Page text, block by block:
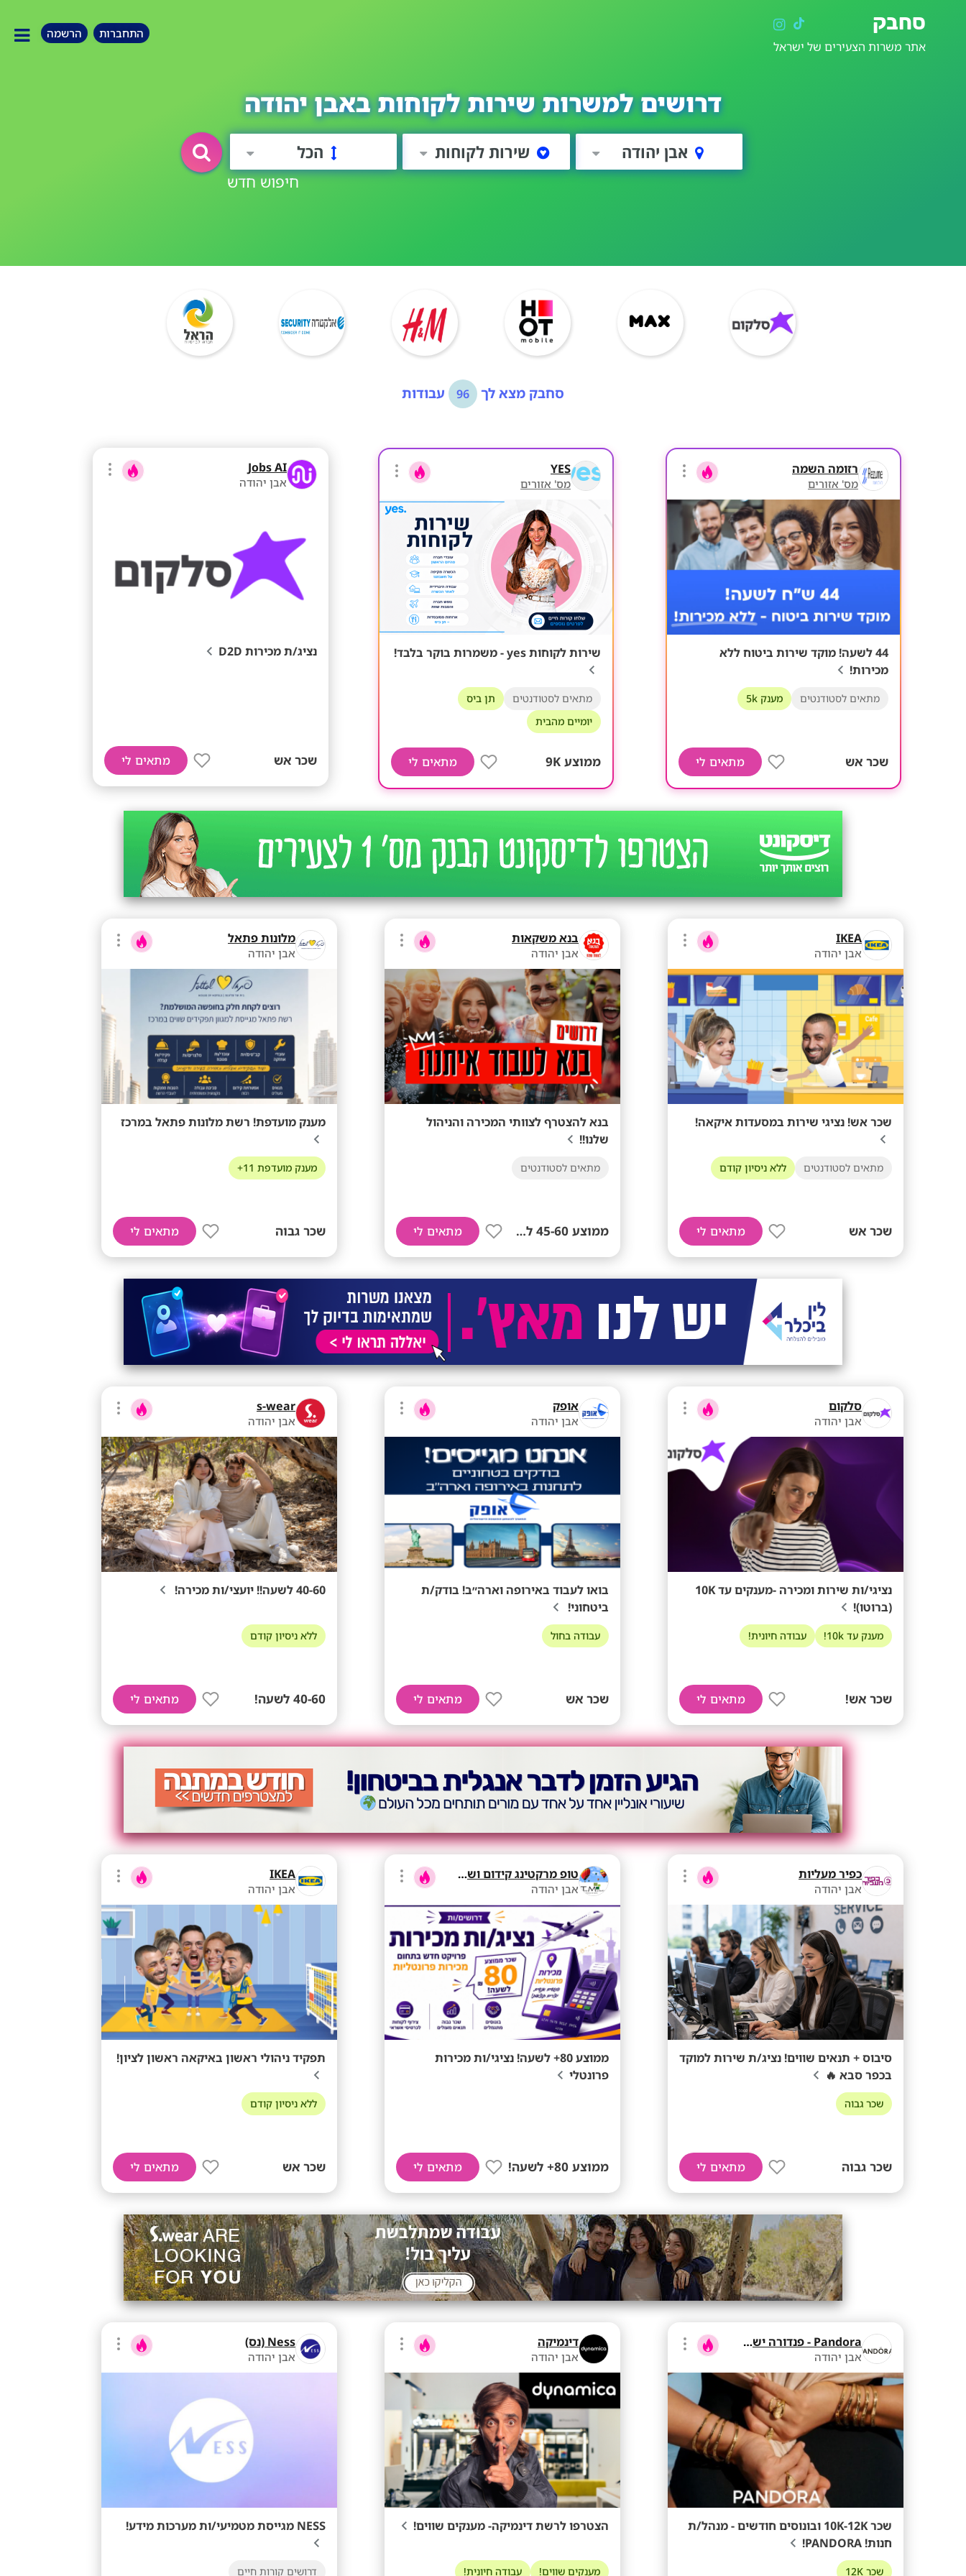
סחבק
אתר משרות הצעירים של ישראל
התחברות הרשמה
דרושים למשרות שירות לקוחות באבן יהודה
אבן יהודה שירות לקוחות הכל
חיפוש חדש
סחבק מצא לך 96 עבודות
רזומה השמה
מס' אזורים
44 לשעה! מוקד שירות ביטוח ללא
מכירות!
מתאים לסטודנטים מענק 5k
שכר אש מתאים לי
YES
מס' אזורים
שירות לקוחות yes - משמרות בוקר בלבד!
מתאים לסטודנטים
תן ביס
יומיים מהבית
ממוצע 9K מתאים לי
Jobs AI
אבן יהודה
נציג/ת מכירות D2D
שכר אש מתאים לי
IKEA
אבן יהודה
שכר אש! נציגי שירות במסעדות איקאה!
מתאים לסטודנטים ללא ניסיון קודם
שכר אש מתאים לי
בנא משקאות
אבן יהודה
בנא להצטרף לצוותי המכירה והניהול
שלנו!!
מתאים לסטודנטים
ממוצע 45-60 לשעה! מתאים לי
מלונות פתאל
אבן יהודה
מענק מועדפת! רשת מלונות פתאל במרכז
מענק מועדפת 11+
שכר גבוה מתאים לי
סלקום
אבן יהודה
נציגי/ות שירות ומכירה -מענקים עד 10K
(ברוטו)!
מענק עד 10k! עבודה חיונית!
שכר אש! מתאים לי
אופק
אבן יהודה
בואו לעבוד באירופה וארה״ב! בודק/ת
ביטחוני!
עבודה בחול
שכר אש מתאים לי
s-wear
אבן יהודה
40-60 לשעה!! יועצי/ות מכירה!
ללא ניסיון קודם
40-60 לשעה! מתאים לי
כפיר מעליות
אבן יהודה
סיבוס + תנאים שווים! נציג/ת שירות למוקד
בכפר סבא 🔥
שכר גבוה
שכר גבוה מתאים לי
טופ מרקטינג קידום ושיווק בע"מ
אבן יהודה
ממוצע 80+ לשעה! נציגי/ות מכירות
פרונטלי
ממוצע 80+ לשעה! מתאים לי
IKEA
אבן יהודה
תפקיד ניהולי ראשון באיקאה ראשון לציון!
ללא ניסיון קודם
שכר אש מתאים לי
Pandora - פנדורה ישראל
אבן יהודה
שכר 10K-12K ובונוסים חודשים - מנהל/ת
חנות! PANDORA!
שכר 12K
דינמיקה
אבן יהודה
הצטרפו לרשת דינמיקה- מענקים שווים!
מענקים שווים! עבודה חיונית!
Ness (נס)
אבן יהודה
NESS מגייסת מטמיעי/ות מערכות מידע!
דרושים קורות חיים